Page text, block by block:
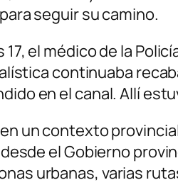
seguir su camino.
el médico de la
continuaba
en el canal. Allí
un contexto
el Gobierno
urbanas, varias